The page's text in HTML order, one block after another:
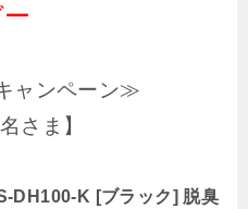
ャンペーン≫
さま】
DH100-K [ブラック] 脱臭